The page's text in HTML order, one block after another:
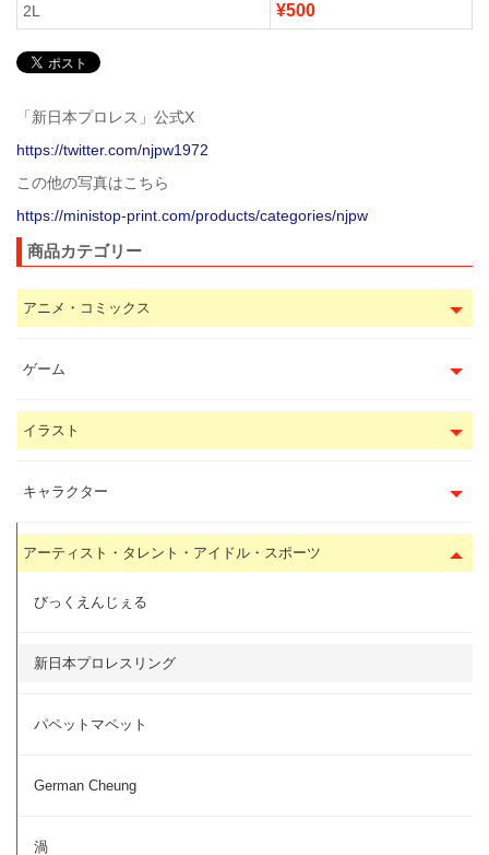
2L ¥500
「新日本プロレス」公式X
https://twitter.com/njpw1972
この他の写真はこちら
https://ministop-print.com/products/categories/njpw
商品カテゴリー
アニメ・コミックス
ゲーム
イラスト
キャラクター
アーティスト・タレント・アイドル・スポーツ
びっくえんじぇる
新日本プロレスリング
パペットマペット
German Cheung
渦